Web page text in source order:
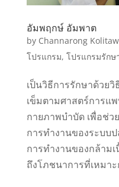
อัมพฤกษ์ อัมพาต
by Channarong
โปรแกรม, โปรแกรมรักษ
เป็นวิธีการรักษาด้วย
เข็มตามศาสตร์การแ
กายภาพบำบัด เพื่อช่ว
การทำงานของระบบ
การทำงานของกล้าม
ถึงโภชนาการที่เหมา